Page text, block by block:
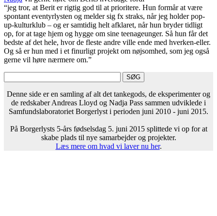
“jeg tror, at Berit er rigtig god til at prioritere. Hun formår at være
spontant eventyrlysten og melder sig fx straks, når jeg holder pop-
up-kulturklub – og er samtidig helt afklaret, når hun bryder tidligt
op, for at tage hjem og hygge om sine teenageunger. Så hun får det
bedste af det hele, hvor de fleste andre ville ende med hverken-eller.
Og så er hun med i et finurligt projekt om nøjsomhed, som jeg også
gerne vil høre nærmere om.”
Denne side er en samling af alt det tankegods, de eksperimenter og
de redskaber Andreas Lloyd og Nadja Pass sammen udviklede i
Samfundslaboratoriet Borgerlyst i perioden juni 2010 - juni 2015.
På Borgerlysts 5-års fødselsdag 5. juni 2015 splittede vi op for at
skabe plads til nye samarbejder og projekter.
Læs mere om hvad vi laver nu her.